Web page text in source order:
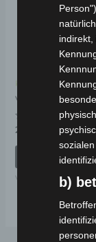
Kostenloser
VB7
Bewertet
0
29,00
IN DEN
VB7 b)